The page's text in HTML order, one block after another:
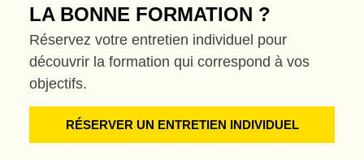
LA BONNE FORMATION ?
Réservez votre entretien individuel pour
découvrir la formation qui correspond à vos
objectifs.
RÉSERVER UN ENTRETIEN INDIVIDUEL